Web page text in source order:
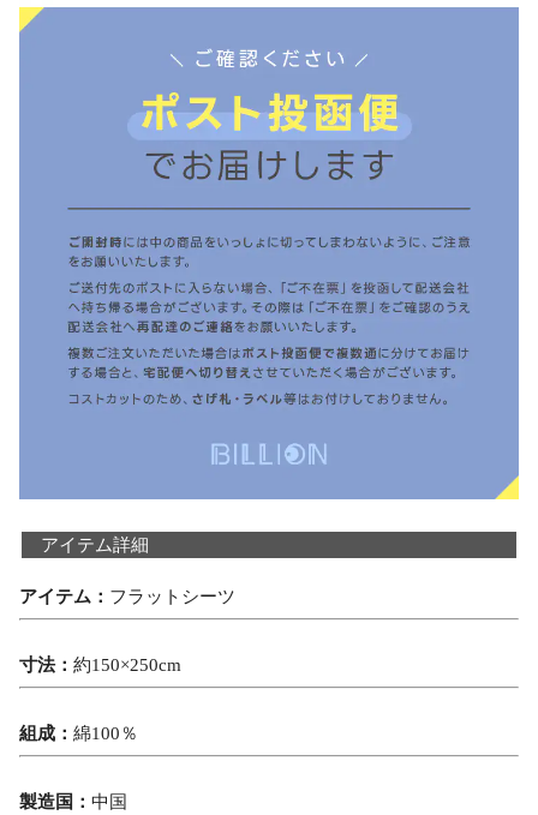
アイテム詳細
アイテム： フラットシーツ
寸法： 約150×250cm
組成： 綿100％
製造国： 中国